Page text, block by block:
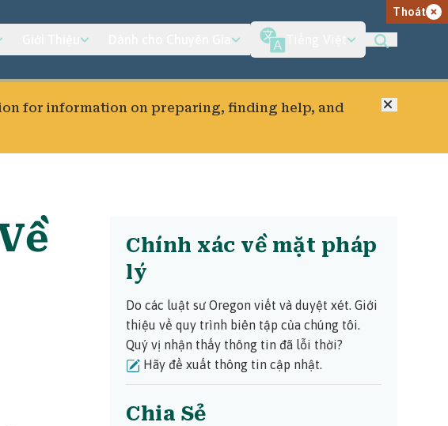
Thoát
for information on preparing, finding help, and
Đóng
Chính xác về mặt pháp
lý
Do các luật sư Oregon viết và duyệt xét. Giới
thiệu về quy trình biên tập của chúng tôi.
Quý vị nhận thấy thông tin đã lỗi thời?
Hãy đề xuất thông tin cập nhật.
Chia Sẻ